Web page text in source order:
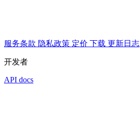
服务条款 隐私政策 定价 下载 更新日志
开发者
API docs